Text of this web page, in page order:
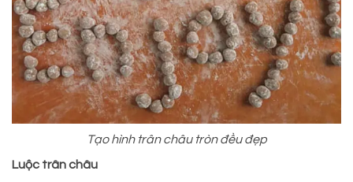
Tạo hình trân châu tròn đều đẹp
Luộc trân châu